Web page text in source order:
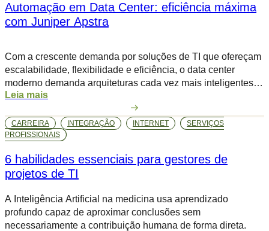
Automação em Data Center: eficiência máxima
com Juniper Apstra
Com a crescente demanda por soluções de TI que ofereçam
escalabilidade, flexibilidade e eficiência, o data center
moderno demanda arquiteturas cada vez mais inteligentes e
automatizadas para lidar com a complexidade crescente da
infraestrutura. Nesse cenário, o Juniper Apstra se destaca
como uma plataforma inovadora para a automação de redes
em data centers, proporcionando uma […]
Leia mais
CARREIRA INTEGRAÇÃO INTERNET
SERVIÇOS
PROFISSIONAIS
6 habilidades essenciais para gestores de
projetos de TI
A Inteligência Artificial na medicina usa aprendizado
profundo capaz de aproximar conclusões sem
necessariamente a contribuição humana de forma direta.